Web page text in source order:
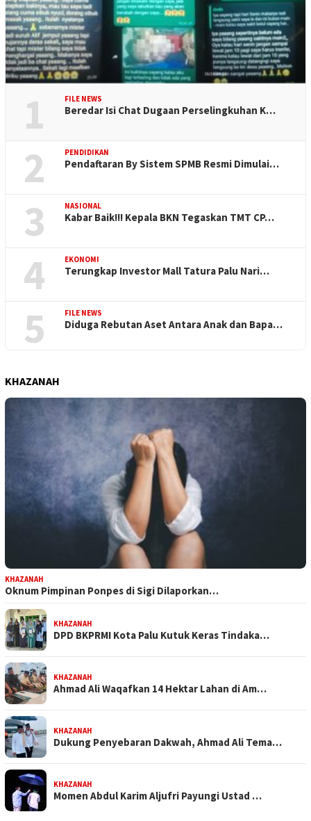
1 FILE NEWS
Beredar Isi Chat Dugaan Perselingkuhan K…
2 PENDIDIKAN
Pendaftaran By Sistem SPMB Resmi Dimulai…
3 NASIONAL
Kabar Baik!!! Kepala BKN Tegaskan TMT CP…
4 EKONOMI
Terungkap Investor Mall Tatura Palu Nari…
5 FILE NEWS
Diduga Rebutan Aset Antara Anak dan Bapa…
KHAZANAH
KHAZANAH
Oknum Pimpinan Ponpes di Sigi Dilaporkan…
KHAZANAH
DPD BKPRMI Kota Palu Kutuk Keras Tindaka…
KHAZANAH
Ahmad Ali Waqafkan 14 Hektar Lahan di Am…
KHAZANAH
Dukung Penyebaran Dakwah, Ahmad Ali Tema…
KHAZANAH
Momen Abdul Karim Aljufri Payungi Ustad …